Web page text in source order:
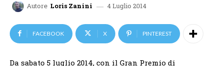
Autore Loris Zanini 4 Luglio 2014
FACEBOOK X PINTEREST
Da sabato 5 luglio 2014, con il Gran Premio di